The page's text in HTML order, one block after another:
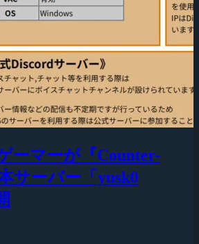
ーマーが『Counter-
サーバー「yusk0